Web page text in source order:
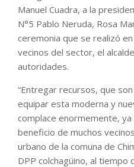
Manuel Cuadra, a la
N°5 Pablo Neruda, Rosa
ceremonia que se realizó
vecinos del sector, el
autoridades.
“Entregar recursos, que
equipar esta moderna y
complace enormemente,
beneficio de muchos
urbano de la comuna de
DPP colchagüino, al tiempo